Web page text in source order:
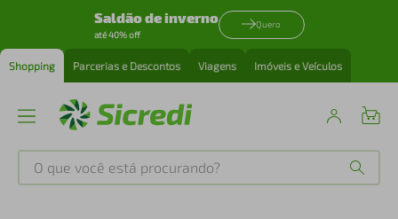
Saldão de inverno
até 40% off
Quero
Shopping Parcerias e Descontos Viagens Imóveis e Veículos
O que você está procurando?